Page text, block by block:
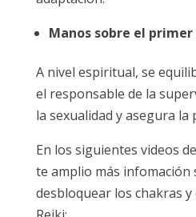
Manos sobre el
A nivel espiritual, se
el responsable de la
la sexualidad y asegura la
En los siguientes videos
te amplio más infomación
desbloquear los chakras